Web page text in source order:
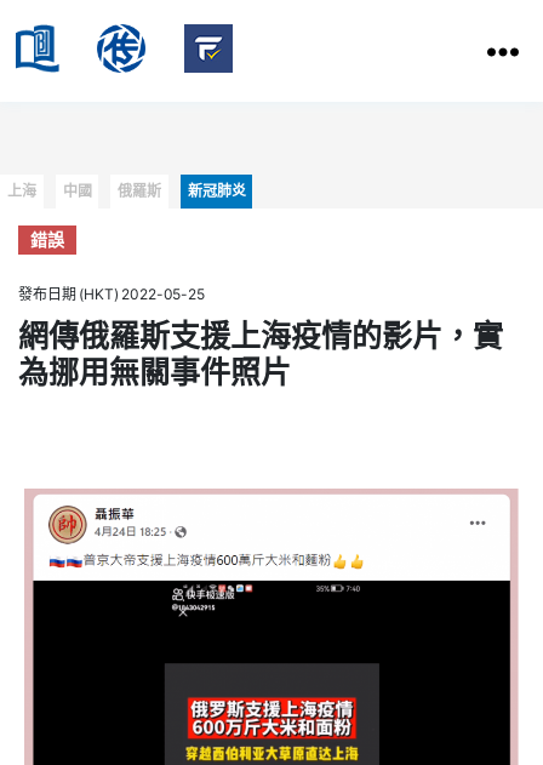
HKBU
of
Communication
Categories
上海 中國 俄羅斯 新冠肺炎
錯誤
發布日期 (HKT) 2022-05-25
網傳俄羅斯支援上海疫情的影片，實
為挪用無關事件照片